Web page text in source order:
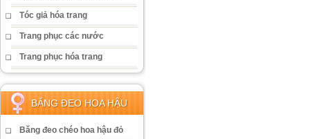
Tóc giả hóa trang
Trang phục các nước
Trang phục hóa trang
BĂNG ĐEO HOA HẬU
Băng đeo chéo hoa hậu đỏ